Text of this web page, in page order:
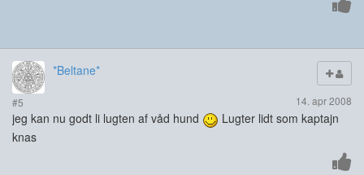
*Beltane*
#5 14. apr 2008
jeg kan nu godt li lugten af våd hund
Lugter lidt som kaptajn
knas